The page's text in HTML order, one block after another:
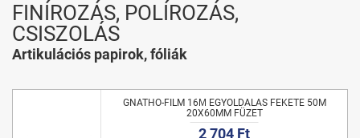
FINÍROZÁS, POLÍROZÁS,
CSISZOLÁS
Artikulációs papirok, fóliák
GNATHO-FILM 16Μ EGYOLDALAS FEKETE 50M
20X60MM FÜZET
2 704 Ft